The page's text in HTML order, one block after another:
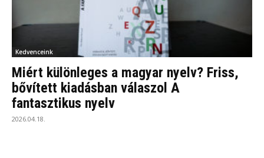
Kedvenceink
Miért különleges a magyar nyelv? Friss,
bővített kiadásban válaszol A
fantasztikus nyelv
2026.04.18.